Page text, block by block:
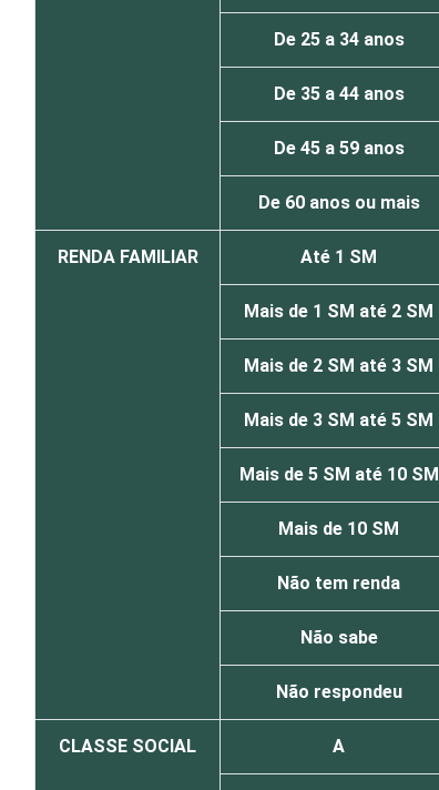
De 25 a 34 anos
De 35 a 44 anos
De 45 a 59 anos
De 60 anos ou mais
RENDA FAMILIAR Até 1 SM
Mais de 1 SM até 2 SM
Mais de 2 SM até 3 SM
Mais de 3 SM até 5 SM
Mais de 5 SM até 10 SM
Mais de 10 SM
Não tem renda
Não sabe
Não respondeu
CLASSE SOCIAL A